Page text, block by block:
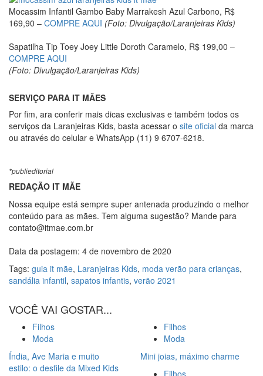
Mocassim Infantil Gambo Baby Marrakesh Azul Carbono, R$
169,90 – COMPRE AQUI (Foto: Divulgação/Laranjeiras Kids)
Sapatilha Tip Toey Joey Little Doroth Caramelo, R$ 199,00 –
COMPRE AQUI
(Foto: Divulgação/Laranjeiras Kids)
SERVIÇO PARA IT MÃES
Por fim, ara conferir mais dicas exclusivas e também todos os
serviços da Laranjeiras Kids, basta acessar o site oficial da marca
ou através do celular e WhatsApp (11) 9 6707-6218.
*publieditorial
REDAÇÃO IT MÃE
Nossa equipe está sempre super antenada produzindo o melhor
conteúdo para as mães. Tem alguma sugestão? Mande para
contato@itmae.com.br
Data da postagem: 4 de novembro de 2020
Tags: guia it mãe, Laranjeiras Kids, moda verão para crianças,
sandália infantil, sapatos infantis, verão 2021
VOCÊ VAI GOSTAR...
Filhos
Moda
Índia, Ave Maria e muito
estilo: o desfile da Mixed Kids
Filhos
Moda
Mini joias, máximo charme
Filhos